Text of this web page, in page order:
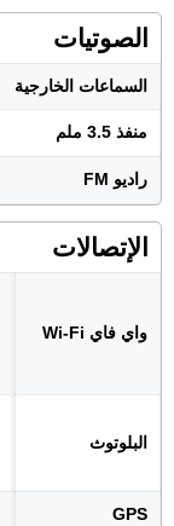
الصوتيات
السماعات الخارجية
منفذ 3.5 ملم
راديو FM
الإتصالات
واي فاي Wi-Fi
البلوتوث
GPS